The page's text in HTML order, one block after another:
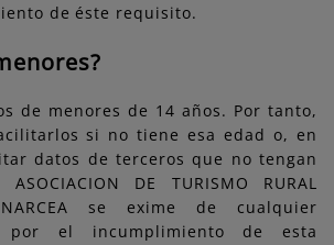
de éste requisito.
de menores de 14 años. Por tanto,
si no tiene esa edad o, en
datos de terceros que no tengan
DE TURISMO RURAL
NARCEA se exime de cualquier
por el incumplimiento de esta